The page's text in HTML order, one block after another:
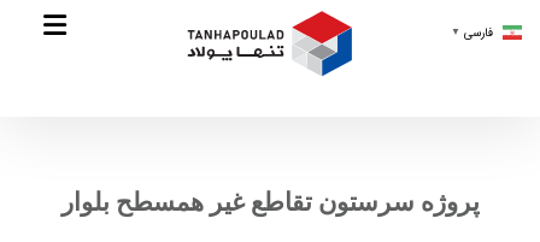
پروژه سرستون تقاطع غیر همسطح بلوار
فارسی ▼